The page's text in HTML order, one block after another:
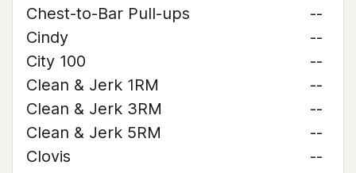
Chest-to-Bar Pull-ups
--
Cindy
--
City 100
--
Clean & Jerk 1RM
--
Clean & Jerk 3RM
--
Clean & Jerk 5RM
--
Clovis
--